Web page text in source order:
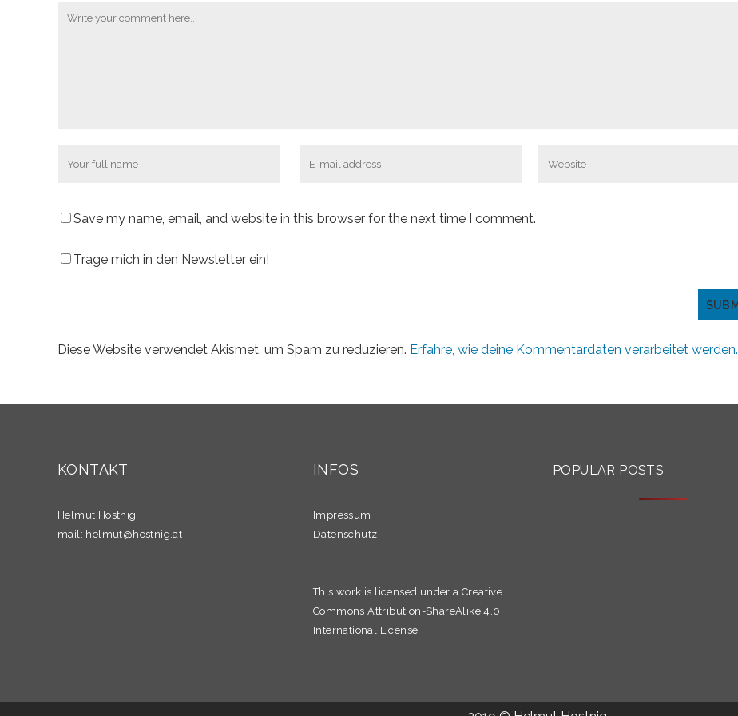
Save my name, email, and website in this browser for the next time I comment.
Trage mich in den Newsletter ein!
Diese Website verwendet Akismet, um Spam zu reduzieren. Erfahre, wie deine Kommentardaten verarbeitet werden.
KONTAKT
Helmut Hostnig
mail: helmut@hostnig.at
INFOS
Impressum
Datenschutz
This work is licensed under a Creative
Commons Attribution-ShareAlike 4.0
International License.
POPULAR POSTS